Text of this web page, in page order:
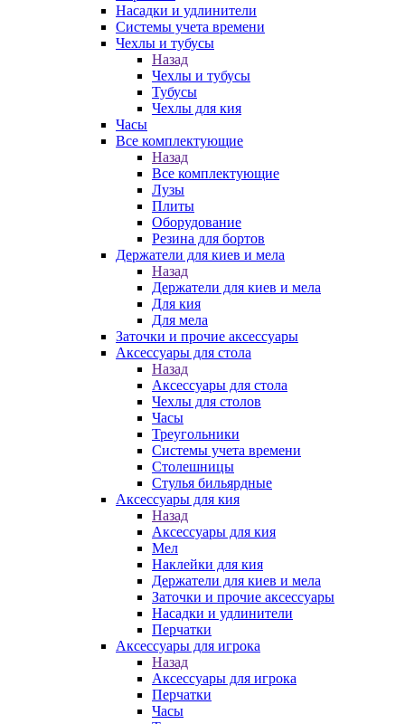
Насадки и удлинители
Системы учета времени
Чехлы и тубусы
Назад
Чехлы и тубусы
Тубусы
Чехлы для кия
Часы
Все комплектующие
Назад
Все комплектующие
Лузы
Плиты
Оборудование
Резина для бортов
Держатели для киев и мела
Назад
Держатели для киев и мела
Для кия
Для мела
Заточки и прочие аксессуары
Аксессуары для стола
Назад
Аксессуары для стола
Чехлы для столов
Часы
Треугольники
Системы учета времени
Столешницы
Стулья бильярдные
Аксессуары для кия
Назад
Аксессуары для кия
Мел
Наклейки для кия
Держатели для киев и мела
Заточки и прочие аксессуары
Насадки и удлинители
Перчатки
Аксессуары для игрока
Назад
Аксессуары для игрока
Перчатки
Часы